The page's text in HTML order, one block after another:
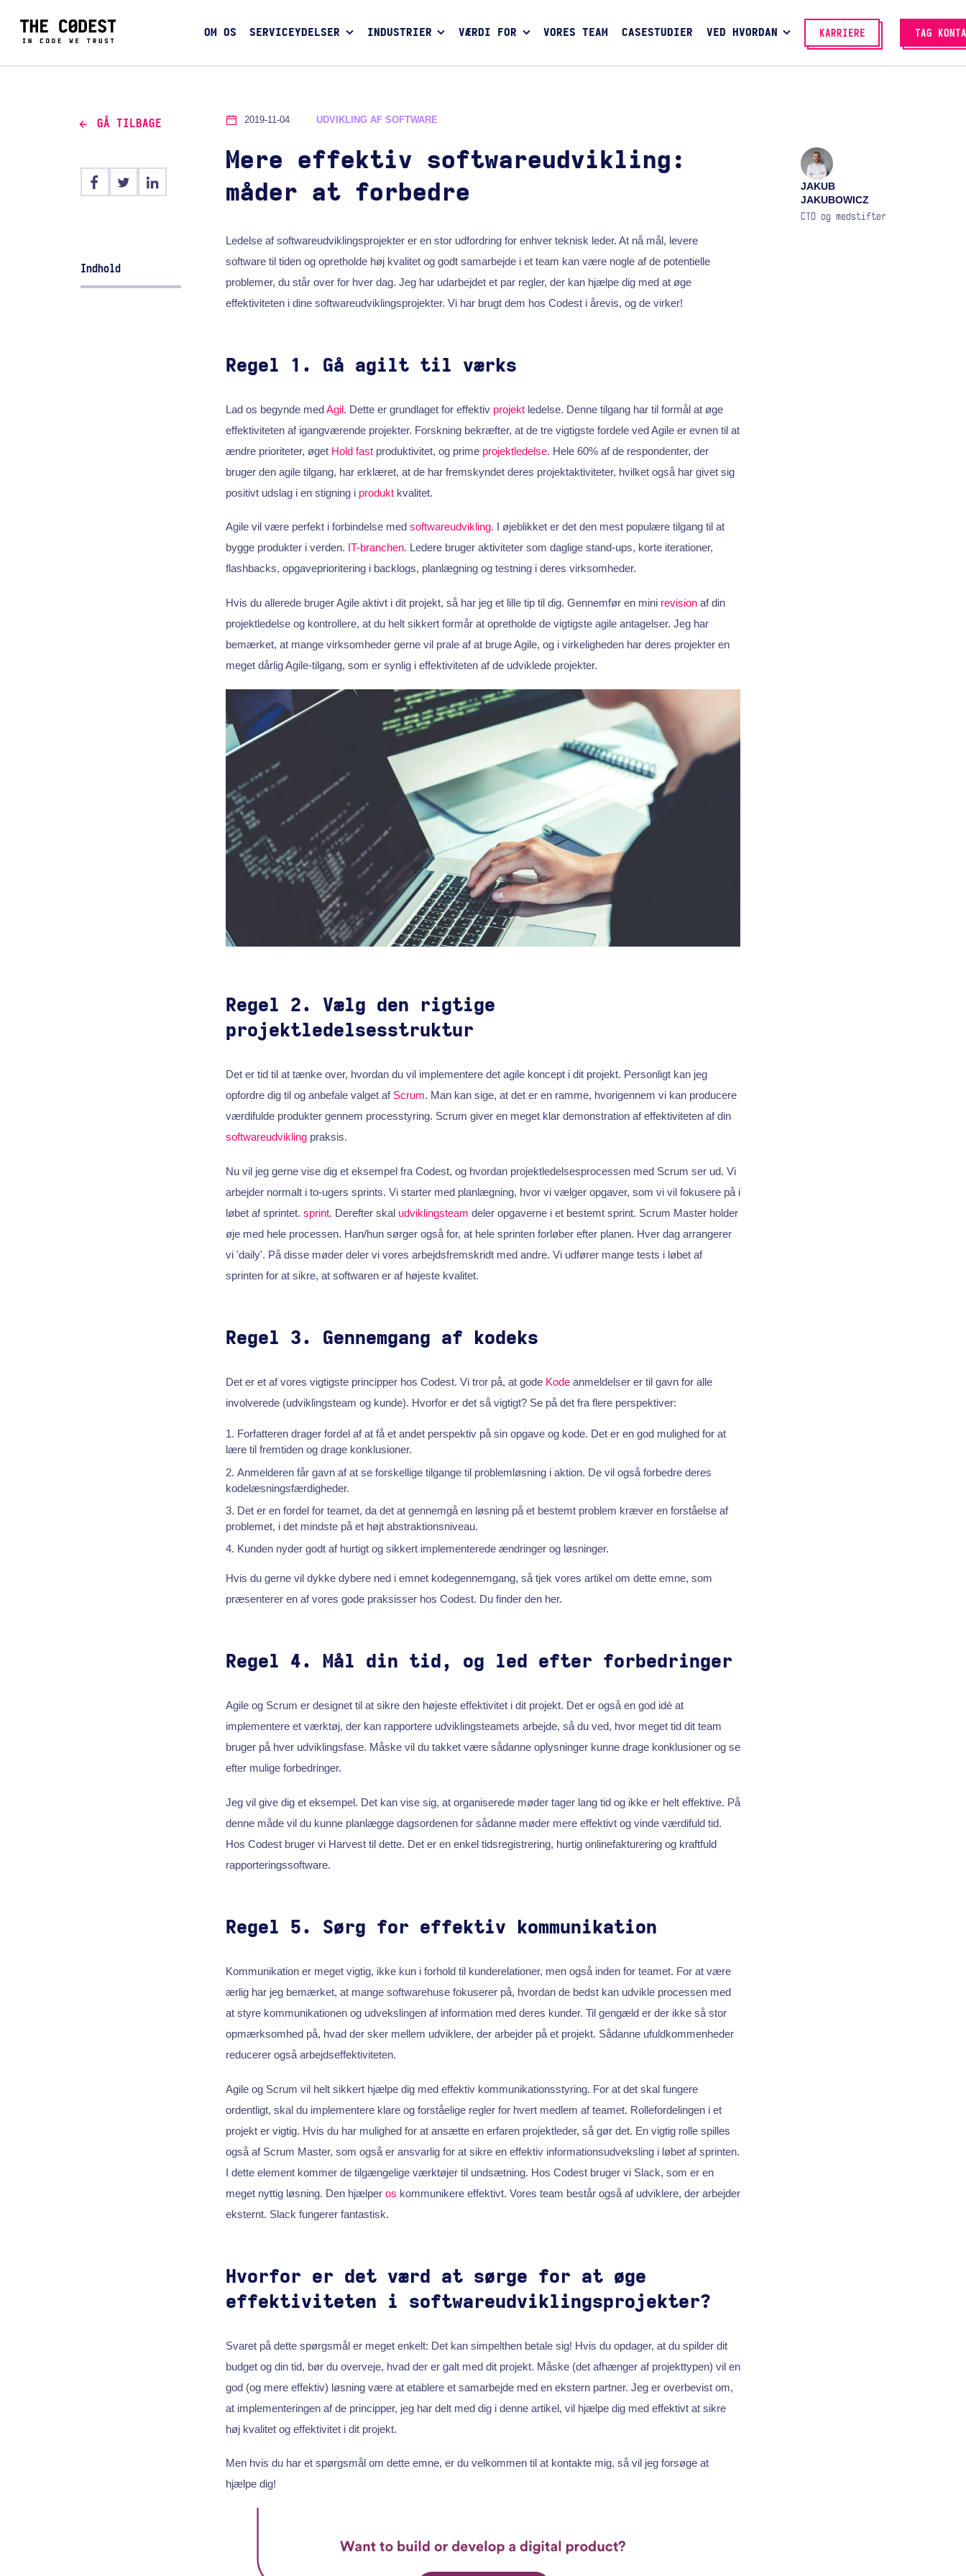
OM OS SERVICEYDELSER INDUSTRIER VÆRDI FOR VORES TEAM CASESTUDIER VED HVORDAN KARRIERE TAG
GÅ TILBAGE
Indhold
2019-11-04 UDVIKLING AF SOFTWARE
Mere effektiv softwareudvikling:
måder at forbedre
JAKUB
JAKUBOWICZ
CTO og medstifter
Ledelse af softwareudviklingsprojekter er en stor udfordring for enhver teknisk leder. At nå mål, levere
software til tiden og opretholde høj kvalitet og godt samarbejde i et team kan være nogle af de potentielle
problemer, du står over for hver dag. Jeg har udarbejdet et par regler, der kan hjælpe dig med at øge
effektiviteten i dine softwareudviklingsprojekter. Vi har brugt dem hos Codest i årevis, og de virker!
Regel 1. Gå agilt til værks
Lad os begynde medAgil. Dette er grundlaget for effektiv projektledelse. Denne tilgang har til formål at øge
effektiviteten af igangværende projekter. Forskning bekræfter, at de tre vigtigste fordele ved Agile er evnen til at
ændre prioriteter, øget Hold fastproduktivitet, og prime projektledelse. Hele 60% af de respondenter, der
bruger den agile tilgang, har erklæret, at de har fremskyndet deres projektaktiviteter, hvilket også har givet sig
positivt udslag i en stigning i produktkvalitet.
Agile vil være perfekt i forbindelse med softwareudvikling. I øjeblikket er det den mest populære tilgang til at
bygge produkter i verden. IT-branchen. Ledere bruger aktiviteter som daglige stand-ups, korte iterationer,
flashbacks, opgaveprioritering i backlogs, planlægning og testning i deres virksomheder.
Hvis du allerede bruger Agile aktivt i dit projekt, så har jeg et lille tip til dig. Gennemfør en mini revisionaf din
projektledelse og kontrollere, at du helt sikkert formår at opretholde de vigtigste agile antagelser. Jeg har
bemærket, at mange virksomheder gerne vil prale af at bruge Agile, og i virkeligheden har deres projekter en
meget dårlig Agile-tilgang, som er synlig i effektiviteten af de udviklede projekter.
Regel 2. Vælg den rigtige
projektledelsesstruktur
Det er tid til at tænke over, hvordan du vil implementere det agile koncept i dit projekt. Personligt kan jeg
opfordre dig til og anbefale valget af Scrum. Man kan sige, at det er en ramme, hvorigennem vi kan producere
værdifulde produkter gennem processtyring. Scrum giver en meget klar demonstration af effektiviteten af din
softwareudviklingpraksis.
Nu vil jeg gerne vise dig et eksempel fra Codest, og hvordan projektledelsesprocessen med Scrum ser ud. Vi
arbejder normalt i to-ugers sprints. Vi starter med planlægning, hvor vi vælger opgaver, som vi vil fokusere på i
løbet af sprintet. sprint. Derefter skal udviklingsteam deler opgaverne i et bestemt sprint. Scrum Master holder
øje med hele processen. Han/hun sørger også for, at hele sprinten forløber efter planen. Hver dag arrangerer
vi 'daily'. På disse møder deler vi vores arbejdsfremskridt med andre. Vi udfører mange tests i løbet af
sprinten for at sikre, at softwaren er af højeste kvalitet.
Regel 3. Gennemgang af kodeks
Det er et af vores vigtigste principper hos Codest. Vi tror på, at gode Kodeanmeldelser er til gavn for alle
involverede (udviklingsteam og kunde). Hvorfor er det så vigtigt? Se på det fra flere perspektiver:
Forfatteren drager fordel af at få et andet perspektiv på sin opgave og kode. Det er en god mulighed for at
lære til fremtiden og drage konklusioner.
Anmelderen får gavn af at se forskellige tilgange til problemløsning i aktion. De vil også forbedre deres
kodelæsningsfærdigheder.
Det er en fordel for teamet, da det at gennemgå en løsning på et bestemt problem kræver en forståelse af
problemet, i det mindste på et højt abstraktionsniveau.
Kunden nyder godt af hurtigt og sikkert implementerede ændringer og løsninger.
Hvis du gerne vil dykke dybere ned i emnet kodegennemgang, så tjek vores artikel om dette emne, som
præsenterer en af vores gode praksisser hos Codest. Du finder den her.
Regel 4. Mål din tid, og led efter forbedringer
Agile og Scrum er designet til at sikre den højeste effektivitet i dit projekt. Det er også en god idé at
implementere et værktøj, der kan rapportere udviklingsteamets arbejde, så du ved, hvor meget tid dit team
bruger på hver udviklingsfase. Måske vil du takket være sådanne oplysninger kunne drage konklusioner og se
efter mulige forbedringer.
Jeg vil give dig et eksempel. Det kan vise sig, at organiserede møder tager lang tid og ikke er helt effektive. På
denne måde vil du kunne planlægge dagsordenen for sådanne møder mere effektivt og vinde værdifuld tid.
Hos Codest bruger vi Harvest til dette. Det er en enkel tidsregistrering, hurtig onlinefakturering og kraftfuld
rapporteringssoftware.
Regel 5. Sørg for effektiv kommunikation
Kommunikation er meget vigtig, ikke kun i forhold til kunderelationer, men også inden for teamet. For at være
ærlig har jeg bemærket, at mange softwarehuse fokuserer på, hvordan de bedst kan udvikle processen med
at styre kommunikationen og udvekslingen af information med deres kunder. Til gengæld er der ikke så stor
opmærksomhed på, hvad der sker mellem udviklere, der arbejder på et projekt. Sådanne ufuldkommenheder
reducerer også arbejdseffektiviteten.
Agile og Scrum vil helt sikkert hjælpe dig med effektiv kommunikationsstyring. For at det skal fungere
ordentligt, skal du implementere klare og forståelige regler for hvert medlem af teamet. Rollefordelingen i et
projekt er vigtig. Hvis du har mulighed for at ansætte en erfaren projektleder, så gør det. En vigtig rolle spilles
også af Scrum Master, som også er ansvarlig for at sikre en effektiv informationsudveksling i løbet af sprinten.
I dette element kommer de tilgængelige værktøjer til undsætning. Hos Codest bruger vi Slack, som er en
meget nyttig løsning. Den hjælper os kommunikere effektivt. Vores team består også af udviklere, der arbejder
eksternt. Slack fungerer fantastisk.
Hvorfor er det værd at sørge for at øge
effektiviteten i softwareudviklingsprojekter?
Svaret på dette spørgsmål er meget enkelt: Det kan simpelthen betale sig! Hvis du opdager, at du spilder dit
budget og din tid, bør du overveje, hvad der er galt med dit projekt. Måske (det afhænger af projekttypen) vil en
god (og mere effektiv) løsning være at etablere et samarbejde med en ekstern partner. Jeg er overbevist om,
at implementeringen af de principper, jeg har delt med dig i denne artikel, vil hjælpe dig med effektivt at sikre
høj kvalitet og effektivitet i dit projekt.
Men hvis du har et spørgsmål om dette emne, er du velkommen til at kontakte mig, så vil jeg forsøge at
hjælpe dig!